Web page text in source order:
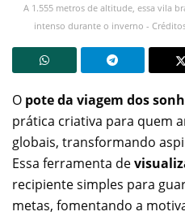
A 1.555 metros de altitude, essa vila
intenso durante o inverno -
O pote da viagem dos
prática criativa para quem
globais, transformando
Essa ferramenta de
recipiente simples para
metas, fomentando a